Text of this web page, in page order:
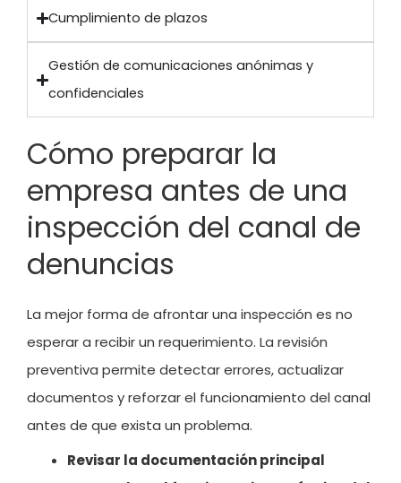
Cumplimiento de plazos
Gestión de comunicaciones anónimas y
confidenciales
Cómo preparar la
empresa antes de una
inspección del canal de
denuncias
La mejor forma de afrontar una inspección es no
esperar a recibir un requerimiento. La revisión
preventiva permite detectar errores, actualizar
documentos y reforzar el funcionamiento del canal
antes de que exista un problema.
Revisar la documentación principal